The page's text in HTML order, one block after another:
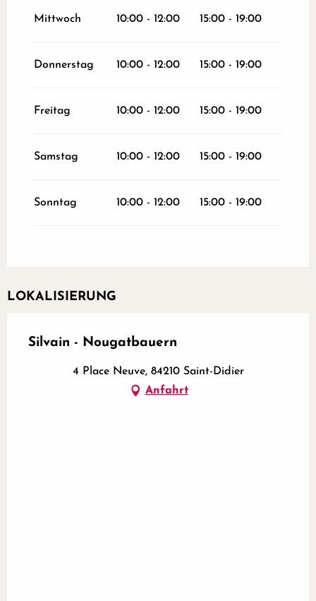
Mittwoch 10:00 - 12:00 15:00 - 19:00
Donnerstag 10:00 - 12:00 15:00 - 19:00
Freitag 10:00 - 12:00 15:00 - 19:00
Samstag 10:00 - 12:00 15:00 - 19:00
Sonntag 10:00 - 12:00 15:00 - 19:00
LOKALISIERUNG
Silvain - Nougatbauern
4 Place Neuve, 84210 Saint-Didier
Anfahrt